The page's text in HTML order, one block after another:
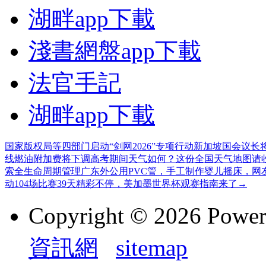
湖畔app下載
淺書網盤app下載
法官手記
湖畔app下載
国家版权局等四部门启动“剑网2026”专项行动新加坡国会议长
线燃油附加费将下调高考期间天气如何？这份全国天气地图请
索全生命周期管理广东外公用PVC管，手工制作婴儿摇床，网
动104场比赛39天精彩不停，美加墨世界杯观赛指南来了→
Copyright © 2026
資訊網
sitemap